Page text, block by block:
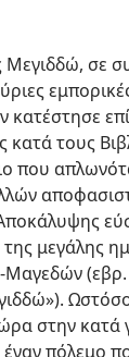
σε
κατέστησε
κατά τους
που
της μεγάλης
(εβρ.
στην κατά
έναν πόλεμο